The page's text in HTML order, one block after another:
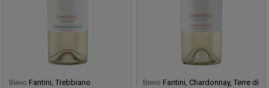
Вино Fantini, Trebbiano
Вино Fantini, Chardonnay, Terre di